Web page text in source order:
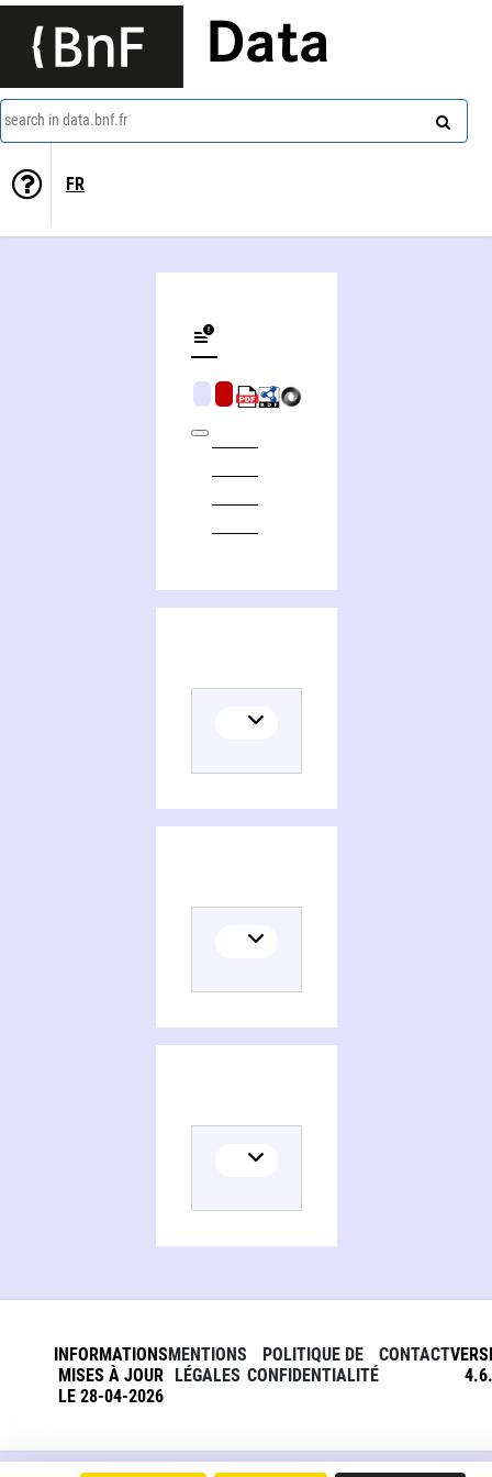
Data
search in data.bnf.fr
FR
INFORMATIONS
MISES À JOUR
LE 28-04-2026
MENTIONS
LÉGALES
POLITIQUE DE
CONFIDENTIALITÉ
CONTACT